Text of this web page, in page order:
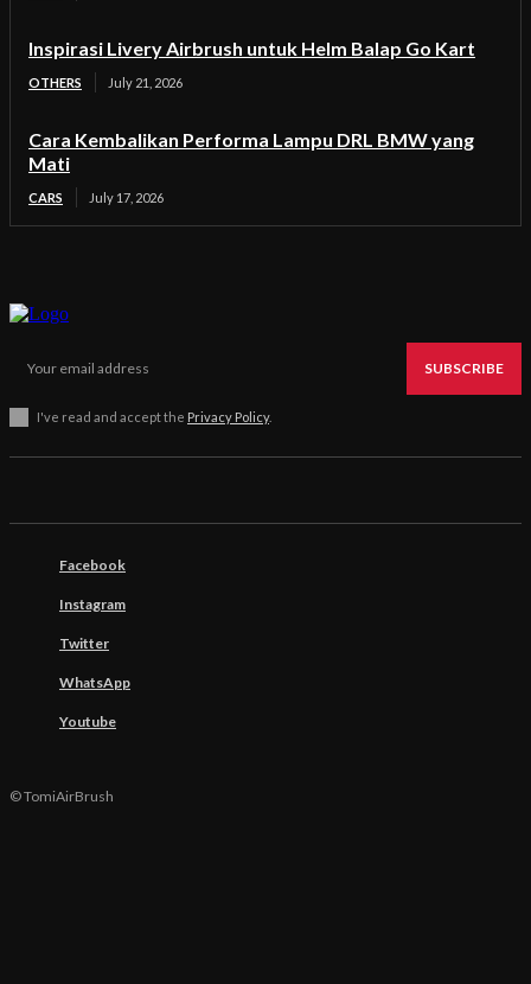
Inspirasi Livery Airbrush untuk Helm Balap Go Kart
OTHERS July 21, 2026
Cara Kembalikan Performa Lampu DRL BMW yang
Mati
CARS July 17, 2026
SUBSCRIBE
I've read and accept the Privacy Policy.
Facebook
Instagram
Twitter
WhatsApp
Youtube
© TomiAirBrush